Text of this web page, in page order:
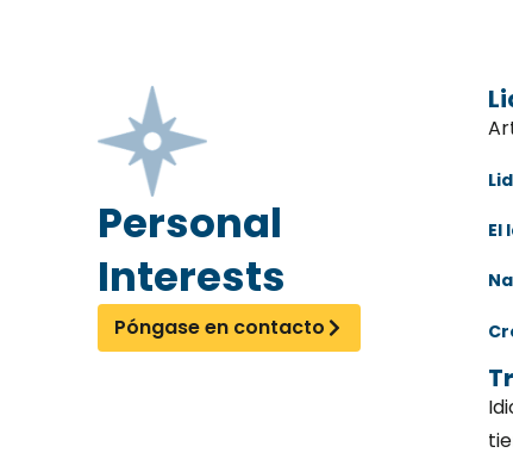
Personal
Interests
Póngase en contacto
El